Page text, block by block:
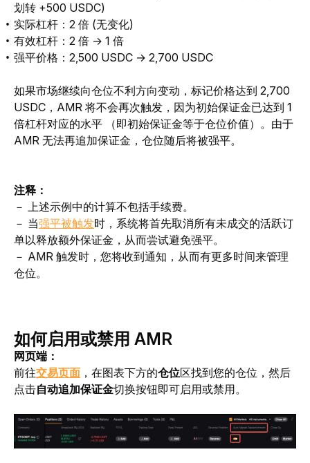
划转 +500 USDC)
实际杠杆 ：2 倍 (无变化)
有效杠杆：2 倍 → 1 倍
强平价格：2,500 USDC → 2,700 USDC
如果市场继续向仓位不利方向变动，标记价格达到 2,700
USDC，AMR 将不会再次触发，因为初始保证金已达到 1
倍杠杆对应的水平
（即初始保证金等于仓位价值）。由于
AMR 无法再追加保证金，仓位随后将被强平。
注释：
－ 上述示例中的计算不包括手续费。
－ 当强平被触发时，系统将首先取消所有未成交的活跃订
单以释放额外保证金，从而尝试避免强平。
－ AMR 触发时，您将收到通知，从而有更多时间来管理
仓位。
如何启用或禁用 AMR
网页端：
前往交易页面 ，在图表下方的仓位区找到您的仓位，然后
点击自动追加保证金切换按钮即可启用或禁用。